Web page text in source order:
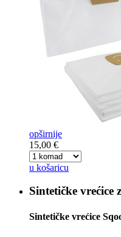
opširnije
15,00 €
u košaricu
Sintetičke vrećice
Sintetičke vrećice